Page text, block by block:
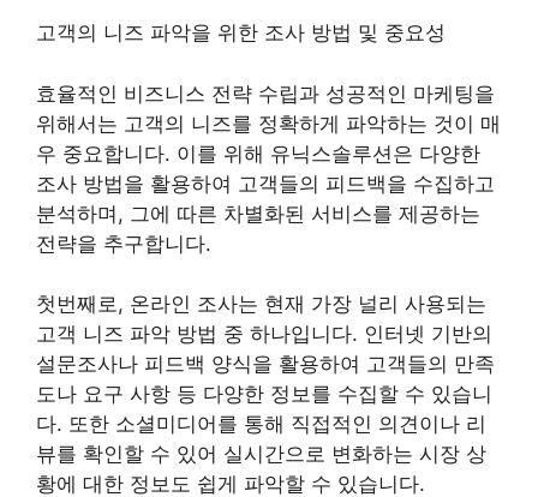
고객의 니즈 파악을 위한 조사 방법 및 중요성
효율적인 비즈니스 전략 수립과 성공적인 마케팅을
위해서는 고객의 니즈를 정확하게 파악하는 것이 매
우 중요합니다. 이를 위해 유닉스솔루션은 다양한
조사 방법을 활용하여 고객들의 피드백을 수집하고
분석하며, 그에 따른 차별화된 서비스를 제공하는
전략을 추구합니다.
첫번째로, 온라인 조사는 현재 가장 널리 사용되는
고객 니즈 파악 방법 중 하나입니다. 인터넷 기반의
설문조사나 피드백 양식을 활용하여 고객들의 만족
도나 요구 사항 등 다양한 정보를 수집할 수 있습니
다. 또한 소셜미디어를 통해 직접적인 의견이나 리
뷰를 확인할 수 있어 실시간으로 변화하는 시장 상
황에 대한 정보도 쉽게 파악할 수 있습니다.